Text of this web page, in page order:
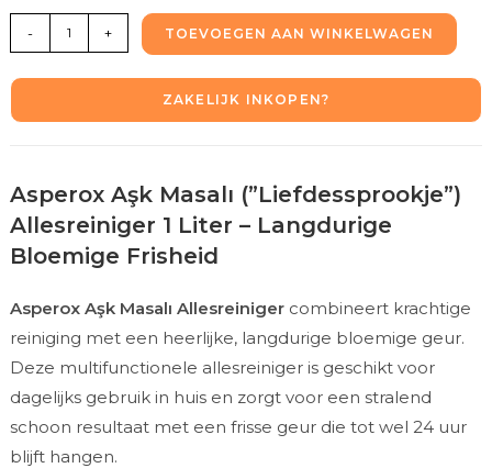
- + TOEVOEGEN AAN WINKELWAGEN
ZAKELIJK INKOPEN?
Asperox Aşk Masalı (”Liefdessprookje”)
Allesreiniger 1 Liter – Langdurige
Bloemige Frisheid
Asperox Aşk Masalı Allesreinigercombineert krachtige
reiniging met een heerlijke, langdurige bloemige geur.
Deze multifunctionele allesreiniger is geschikt voor
dagelijks gebruik in huis en zorgt voor een stralend
schoon resultaat met een frisse geur die tot wel 24 uur
blijft hangen.